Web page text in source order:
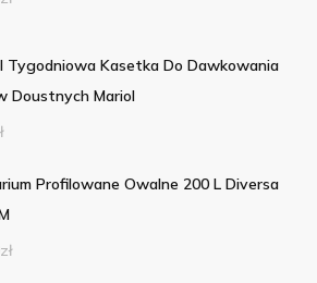
Tygodniowa Kasetka Do Dawkowania
Doustnych Mariol
Profilowane Owalne 200 L Diversa
zł